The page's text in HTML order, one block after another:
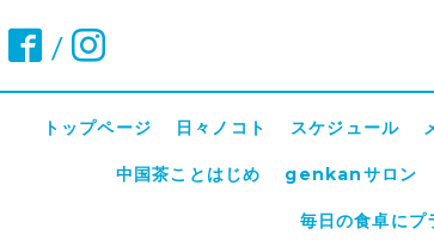
/
トップページ 日々ノコト スケジュール
中国茶ことはじめ genkanサロン
毎日の食卓に